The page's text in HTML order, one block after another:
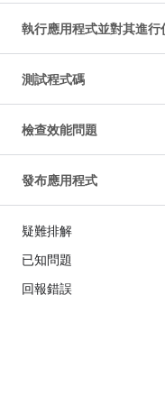
執行應用程式並對其進行
測試程式碼
檢查效能問題
發布應用程式
疑難排解
已知問題
回報錯誤